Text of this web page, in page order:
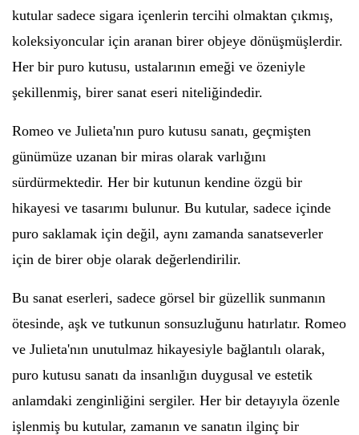
kutular sadece sigara içenlerin tercihi olmaktan çıkmış,
koleksiyoncular için aranan birer objeye dönüşmüşlerdir.
Her bir puro kutusu, ustalarının emeği ve özeniyle
şekillenmiş, birer sanat eseri niteliğindedir.
Romeo ve Julieta'nın puro kutusu sanatı, geçmişten
günümüze uzanan bir miras olarak varlığını
sürdürmektedir. Her bir kutunun kendine özgü bir
hikayesi ve tasarımı bulunur. Bu kutular, sadece içinde
puro saklamak için değil, aynı zamanda sanatseverler
için de birer obje olarak değerlendirilir.
Bu sanat eserleri, sadece görsel bir güzellik sunmanın
ötesinde, aşk ve tutkunun sonsuzluğunu hatırlatır. Romeo
ve Julieta'nın unutulmaz hikayesiyle bağlantılı olarak,
puro kutusu sanatı da insanlığın duygusal ve estetik
anlamdaki zenginliğini sergiler. Her bir detayıyla özenle
işlenmiş bu kutular, zamanın ve sanatın ilginç bir